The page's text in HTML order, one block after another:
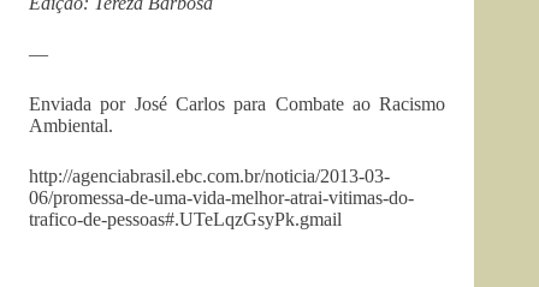
—
Enviada por José Carlos para Combate ao Racismo
Ambiental.
http://agenciabrasil.ebc.com.br/noticia/2013-03-
06/promessa-de-uma-vida-melhor-atrai-vitimas-do-
trafico-de-pessoas#.UTeLqzGsyPk.gmail